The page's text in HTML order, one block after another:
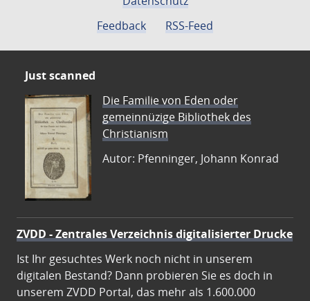
Feedback
RSS-Feed
Just scanned
Die Familie von Eden oder
gemeinnüzige Bibliothek des
Christianism
Autor: Pfenninger, Johann Konrad
ZVDD - Zentrales Verzeichnis digitalisierter Drucke
Ist Ihr gesuchtes Werk noch nicht in unserem
digitalen Bestand? Dann probieren Sie es doch in
unserem ZVDD Portal, das mehr als 1.600.000